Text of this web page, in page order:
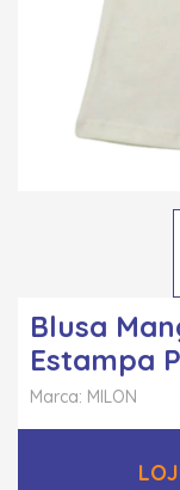
Blusa
Estampa
Marca: MILON